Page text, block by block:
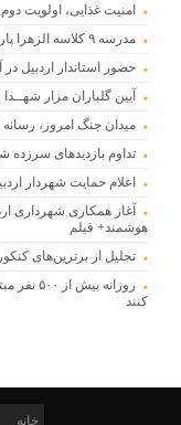
امنیت غذایی، اولویت
مدرسه ۹ کلاسه الزهرا پارس آباد مغان به بهره برداری رسید
حضور استاندار اردبیل
آیین گلباران مزار
میدان جنگ امروز،
تداوم بازدیدهای سرزده
اعلام حمایت شهردار
آغاز همکاری شهرداری
هوشمند+ فیلم
تجلیل از برترین‌های کنکور سراسری
روزانه
کنند
خانه